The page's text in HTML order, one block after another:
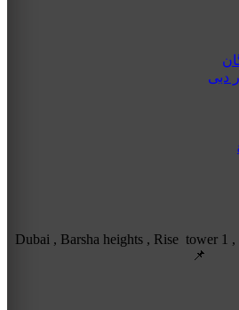
دبی
Dubai , Barsha heights , Rise tower 1
📌